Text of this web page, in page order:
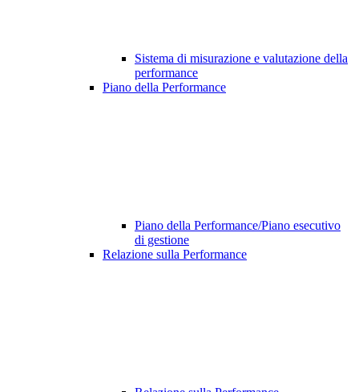
Sistema di misurazione e valutazione della
performance
Piano della Performance
Piano della Performance/Piano esecutivo
di gestione
Relazione sulla Performance